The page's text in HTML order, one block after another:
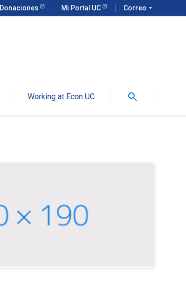
Donaciones Mi Portal UC Correo arrow_drop_down
Working at Econ UC search